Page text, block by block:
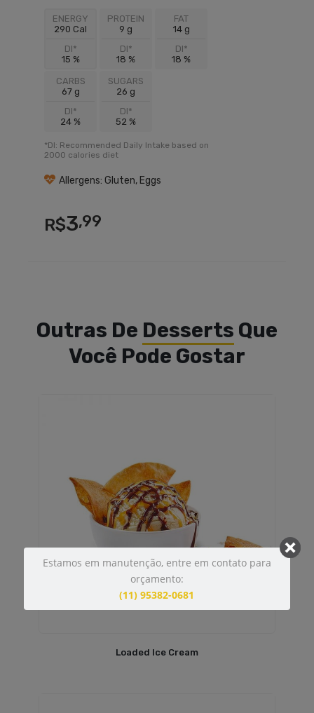
ENERGY
290 Cal
DI*
15 %
PROTEIN
9 g
DI*
18 %
FAT
14 g
DI*
18 %
CARBS
67 g
DI*
24 %
SUGARS
26 g
DI*
52 %
*DI: Recommended Daily Intake based on
2000 calories diet
Allergens: Gluten, Eggs
R$3,99
Outras De Desserts Que
Você Pode Gostar
Loaded Ice Cream
Estamos em manutenção, entre em contato para
orçamento:
(11) 95382-0681